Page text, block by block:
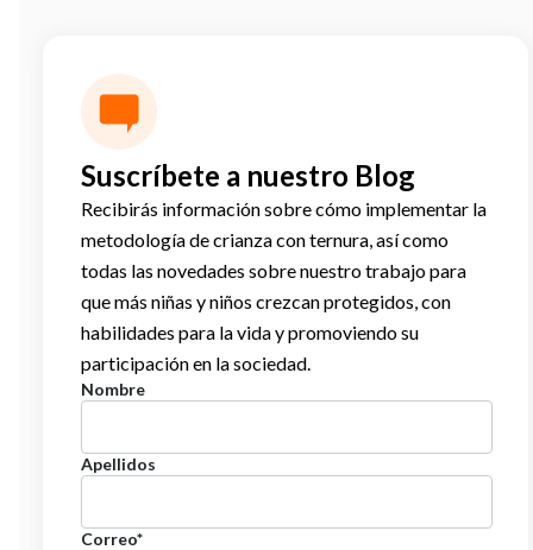
Suscríbete a nuestro Blog
Recibirás información sobre cómo implementar la
metodología de crianza con ternura, así como
todas las novedades sobre nuestro trabajo para
que más niñas y niños crezcan protegidos, con
habilidades para la vida y promoviendo su
participación en la sociedad.
Nombre
Apellidos
Correo*